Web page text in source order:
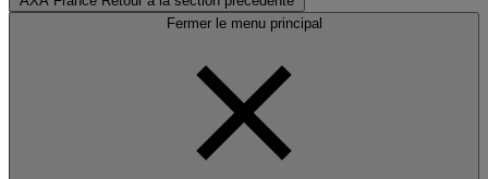
Fermer le menu principal